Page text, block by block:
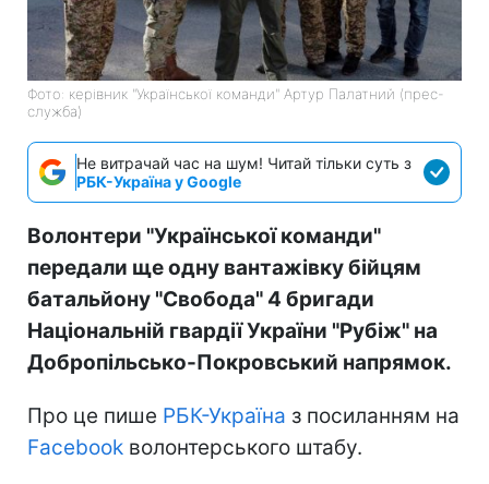
Фото: керівник "Української команди" Артур Палатний (прес-
служба)
Не витрачай час на шум! Читай тільки суть з
РБК-Україна у Google
Волонтери "Української команди"
передали ще одну вантажівку бійцям
батальйону "Свобода" 4 бригади
Національній гвардії України "Рубіж" на
Добропільсько-Покровський напрямок.
Про це пише РБК-Україна з посиланням на
Facebook волонтерського штабу.